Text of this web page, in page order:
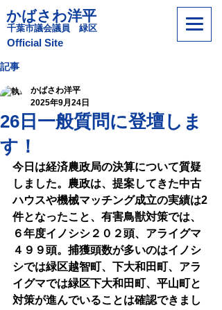
かばさわ洋平
​千葉市議会議員 緑区
​Official Site
記事
26日一般質問に登壇しま
す！
かばさわ洋平
2025年9月24日
今日は経済農政局の決算について質疑
しました。農政は、提案してきた中古
ハウスや機械マッチング成立の実績は2
件となったこと、有害鳥獣対策では、
６年度イノシシ２０２頭、アライグマ
４９９頭。捕獲頭数が多いのはイノシ
シでは緑区越智町、下大和田町、アラ
イグマでは緑区下大和田町、平山町と
対策が進んでいることは確認できまし